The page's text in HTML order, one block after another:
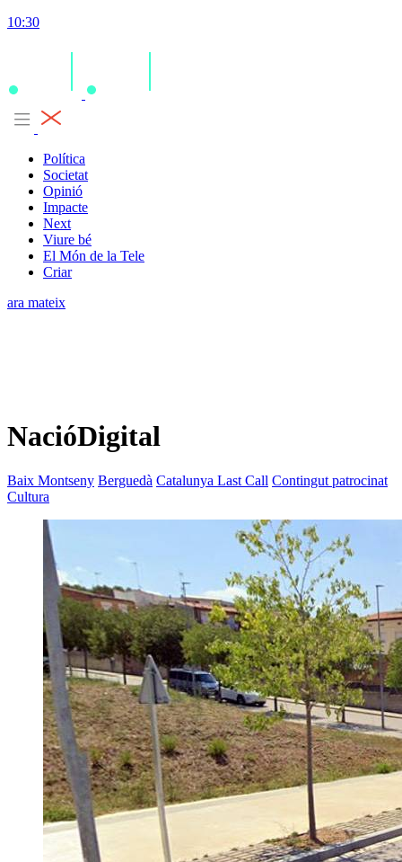
10:30
Política
Societat
Opinió
Impacte
Next
Viure bé
El Món de la Tele
Criar
ara mateix
NacióDigital
Baix Montseny Berguedà Catalunya Last Call Contingut patrocinat
Cultura